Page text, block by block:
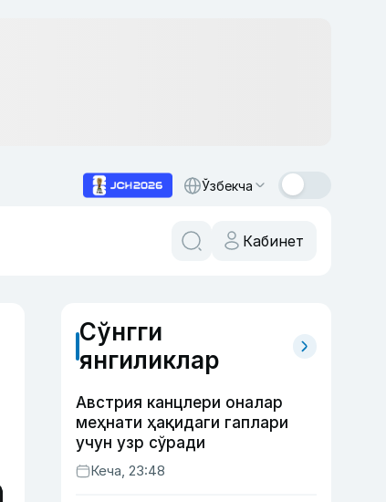
Ўзбекча
Кабинет
Сўнгги
янгиликлар
Австрия канцлери оналар
меҳнати ҳақидаги гаплари
учун узр сўради
Кеча, 23:48